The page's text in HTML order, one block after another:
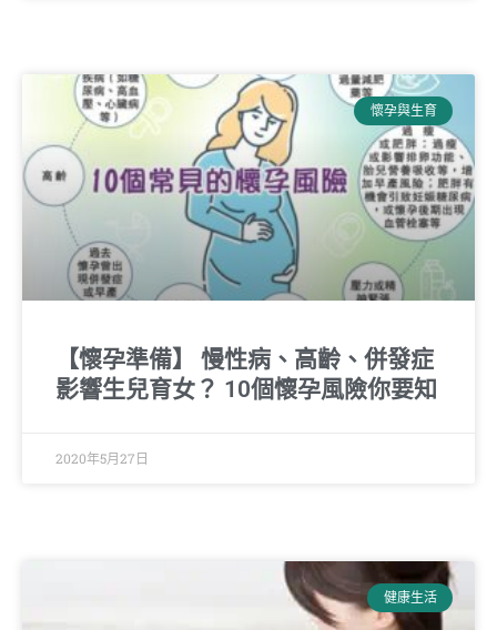
懷孕與生育
【懷孕準備】 慢性病、高齡、併發症
影響生兒育女？ 10個懷孕風險你要知
2020年5月27日
健康生活